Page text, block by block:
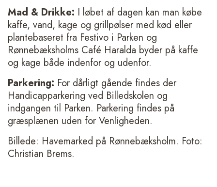
Mad & Drikke: I løbet af dagen kan man købe
kaffe, vand, kage og grillpølser med kød eller
plantebaseret fra Festivo i Parken og
Rønnebæksholms Café Haralda byder på kaffe
og kage både indenfor og udenfor.
Parkering: For dårligt gående findes der
Handicapparkering ved Billedskolen og
indgangen til Parken. Parkering findes på
græsplænen uden for Venligheden.
Billede: Havemarked på Rønnebæksholm. Foto:
Christian Brems.